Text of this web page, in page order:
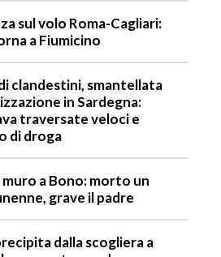
sul volo Roma-Cagliari:
a Fiumicino
clandestini, smantellata
in Sardegna:
traversate veloci e
di droga
muro a Bono: morto un
grave il padre
dalla scogliera a